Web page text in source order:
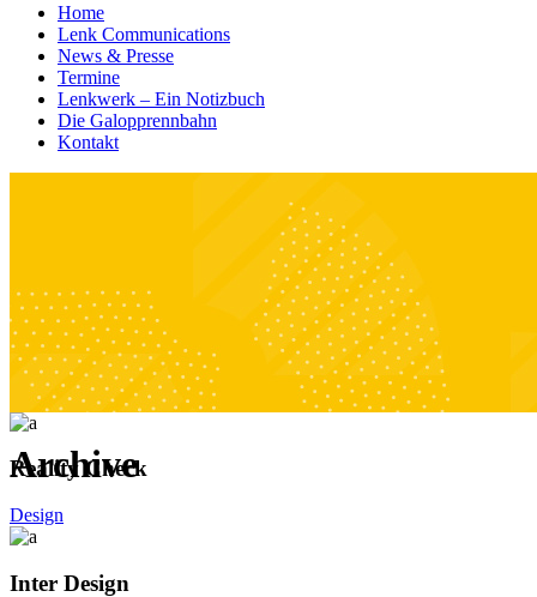
Home
Lenk Communications
News & Presse
Termine
Lenkwerk – Ein Notizbuch
Die Galopprennbahn
Kontakt
Archive
Reality Check
Design
Inter Design